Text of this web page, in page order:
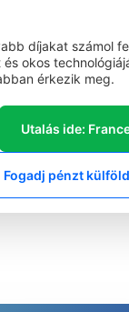
díjakat számol
okos
érkezik meg.
Utalás ide:
Fogadj pénzt